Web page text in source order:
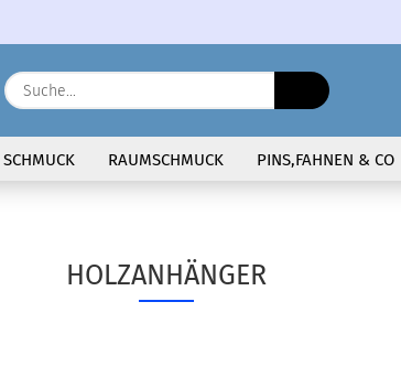
Sprache auswählen
Suche...
SCHMUCK RAUMSCHMUCK PINS,FAHNEN & CO
HOLZANHÄNGER